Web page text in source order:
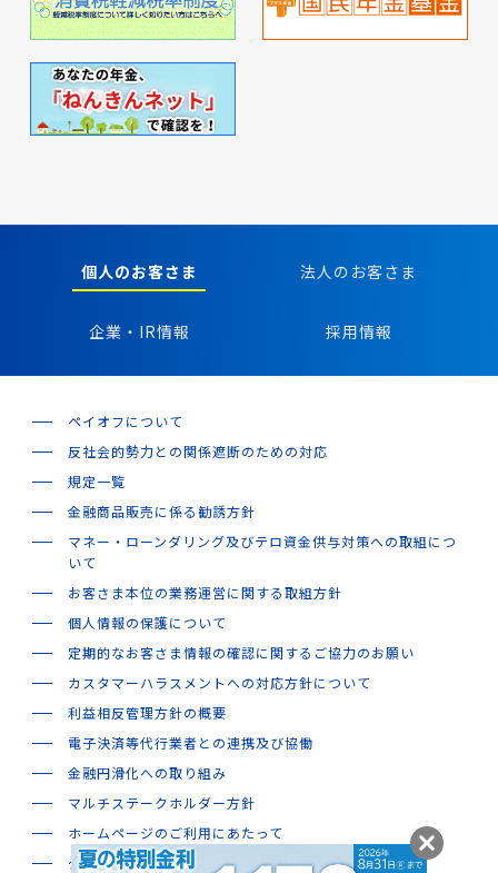
個人のお客さま 法人のお客さま
企業・IR情報 採用情報
ペイオフについて
反社会的勢力との関係遮断のための対応
規定一覧
金融商品販売に係る勧誘方針
マネー・ローンダリング及びテロ資金供与対策への取組につ
いて
お客さま本位の業務運営に関する取組方針
個人情報の保護について
定期的なお客さま情報の確認に関するご協力のお願い
カスタマーハラスメントへの対応方針について
利益相反管理方針の概要
電子決済等代行業者との連携及び協働
金融円滑化への取り組み
マルチステークホルダー方針
ホームページのご利用にあたって
グループ会社のご案内